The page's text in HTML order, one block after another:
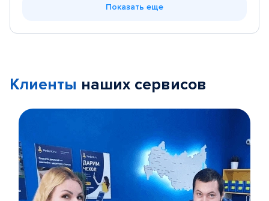
Показать еще
Клиенты наших сервисов